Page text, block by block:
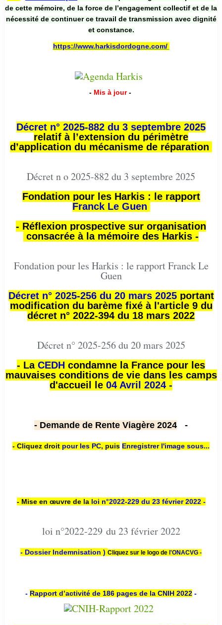
de cette mémoire, de la force de l’engagement collectif et de la
nécessité de continuer ce travail de transmission avec dignité
et constance.
https://www.harkisdordogne.com/
- Mis à jour -
Décret n° 2025-882 du 3 septembre 2025
relatif à l’extension du périmètre
d’application du mécanisme de réparation
Décret n o 2025-882 du 3 septembre 2025
Fondation pour les Harkis : le rapport
Franck Le Guen
- Réflexion prospective sur organisation
consacrée à la mémoire des Harkis -
Fondation pour les Harkis : le rapport Franck Le
Guen
Décret n° 2025-256 du 20 mars 2025portant
modification du barème fixé à l'article 9 du
décret n° 2022-394 du 18 mars 2022
Décret n° 2025-256 du 20 mars 2025
- La CEDH condamne la France pour les
mauvaises conditions de vie dans les camps
d'accueil le 04 Avril 2024 -
- Demande de Rente Viagère 2024 -
- Cliquez droit pour les PC, puis Enregistrer l'image sous...
- Mise en œuvre de la loi n°2022-229 du 23 février 2022 -
loi n°2022-229 du 23 février 2022
- Dossier Indemnisation ) Cliquez sur le logo de l'ONACVG -
- Rapport d’activité de 186 pages de la CNIH 2022 -